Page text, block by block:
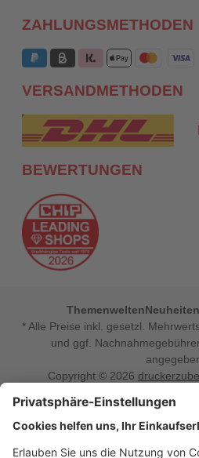
ZAHLUNGSMETHODEN
VERSANDMETHODEN
BEWERTUNGEN
ThemenweltenNeuheiten
* Alle Preise inkl. gesetzl.
und ggf.
Copyright © 2026
Vertrag
Druckerzubehoer.de –
Sie sind auf der Suche nach dem